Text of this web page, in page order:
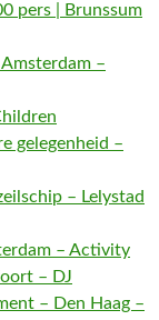
pers | Brunssum
–
gelegenheid –
– Lelystad
– Activity
– DJ
– Den Haag –